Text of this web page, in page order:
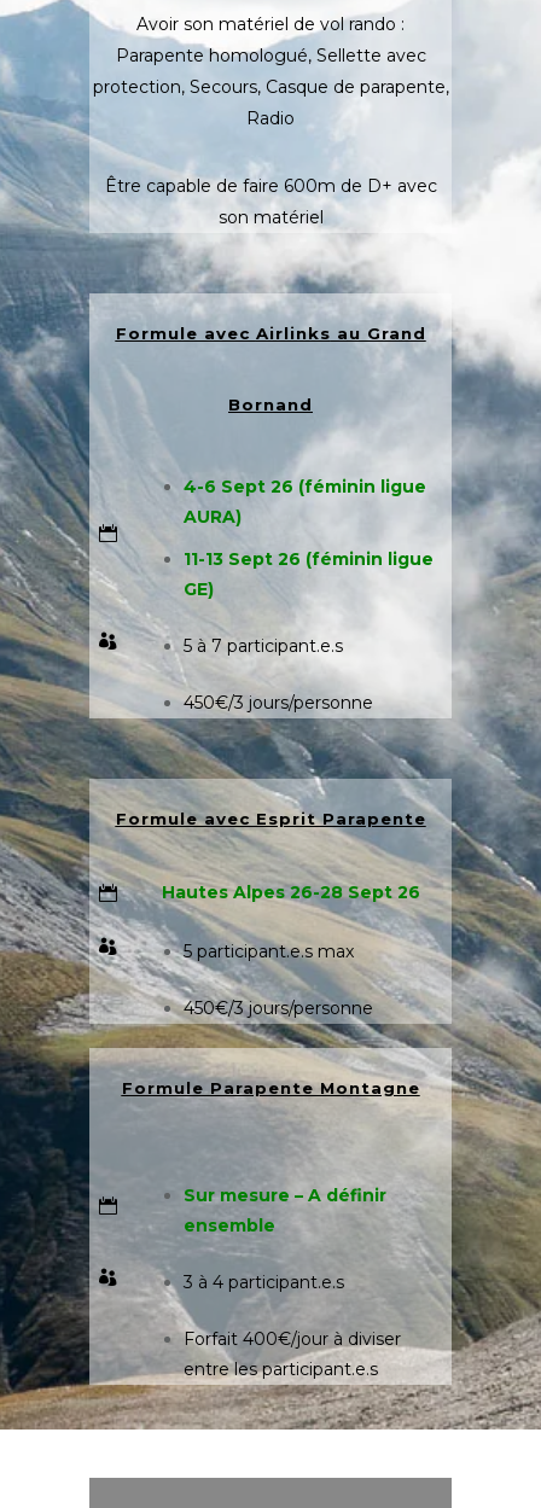
Avoir son matériel de vol rando :
Parapente homologué, Sellette avec
protection, Secours, Casque de parapente,
Radio
Être capable de faire 600m de D+ avec
son matériel
Formule avec Airlinks au Grand
Bornand
4-6 Sept 26 (féminin ligue
AURA)
11-13 Sept 26 (féminin ligue
GE)
5 à 7 participant.e.s
450€/3 jours/personne
Formule avec Esprit Parapente
Hautes Alpes26-28 Sept 26
5 participant.e.s max
450€/3 jours/personne
Formule Parapente Montagne
Sur mesure – A définir
ensemble
3 à 4 participant.e.s
Forfait 400€/jour à diviser
entre les participant.e.s